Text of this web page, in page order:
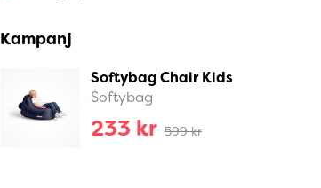
Kampanj
Softybag Chair Kids
Softybag
233 kr 599 kr